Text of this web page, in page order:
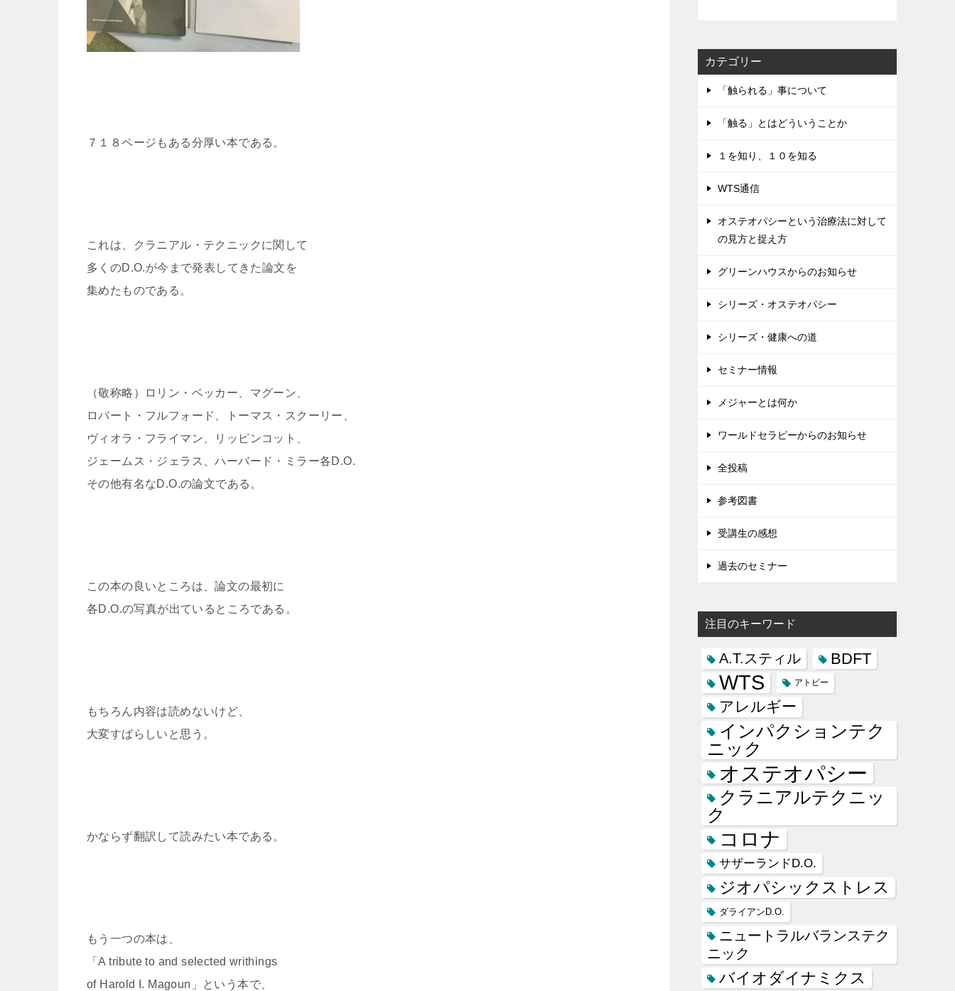
７１８ページもある分厚い本である。
これは、クラニアル・テクニックに関して
多くのD.O.が今まで発表してきた論文を
集めたものである。
（敬称略）ロリン・ベッカー、マグーン、
ロバート・フルフォード、トーマス・スクーリー、
ヴィオラ・フライマン、リッピンコット、
ジェームス・ジェラス、ハーバード・ミラー各D.O.
その他有名なD.O.の論文である。
この本の良いところは、論文の最初に
各D.O.の写真が出ているところである。
もちろん内容は読めないけど、
大変すばらしいと思う。
かならず翻訳して読みたい本である。
もう一つの本は、
「A tribute to and selected writhings
of Harold I. Magoun」という本で、
カテゴリー
「触られる」事について
「触る」とはどういうことか
１を知り、１０を知る
WTS通信
オステオパシーという治療法に対して
の見方と捉え方
グリーンハウスからのお知らせ
シリーズ・オステオパシー
シリーズ・健康への道
セミナー情報
メジャーとは何か
ワールドセラピーからのお知らせ
全投稿
参考図書
受講生の感想
過去のセミナー
注目のキーワード
A.T.スティル BDFT
WTS アトピー
アレルギー
インパクションテク
ニック
オステオパシー
クラニアルテクニッ
ク
コロナ
サザーランドD.O.
ジオパシックストレス
ダライアンD.O.
ニュートラルバランステク
ニック
バイオダイナミクス